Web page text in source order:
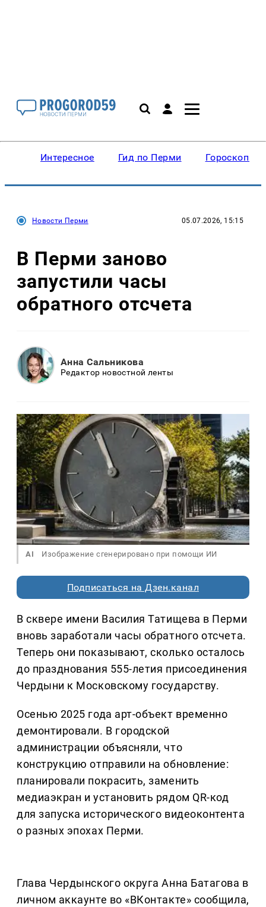
Интересное Гид по Перми Гороскопы
Новости Перми 05.07.2026, 15:15
В Перми заново
запустили часы
обратного отсчета
Анна Сальникова
Редактор новостной ленты
AI Изображение сгенерировано при помощи ИИ
Подписаться на Дзен.канал
В сквере имени Василия Татищева в Перми
вновь заработали часы обратного отсчета.
Теперь они показывают, сколько осталось
до празднования 555-летия присоединения
Чердыни к Московскому государству.
Осенью 2025 года арт-объект временно
демонтировали. В городской
администрации объясняли, что
конструкцию отправили на обновление:
планировали покрасить, заменить
медиаэкран и установить рядом QR-код
для запуска исторического видеоконтента
о разных эпохах Перми.
Глава Чердынского округа Анна Батагова в
личном аккаунте во «ВКонтакте» сообщила,